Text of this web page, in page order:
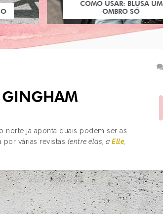
COMO USAR: BLUSA UM
OMBRO SÓ
GINGHAM
norte já aponta quais podem ser as
por várias revistas (entre elas, aElle
CIGANINHA